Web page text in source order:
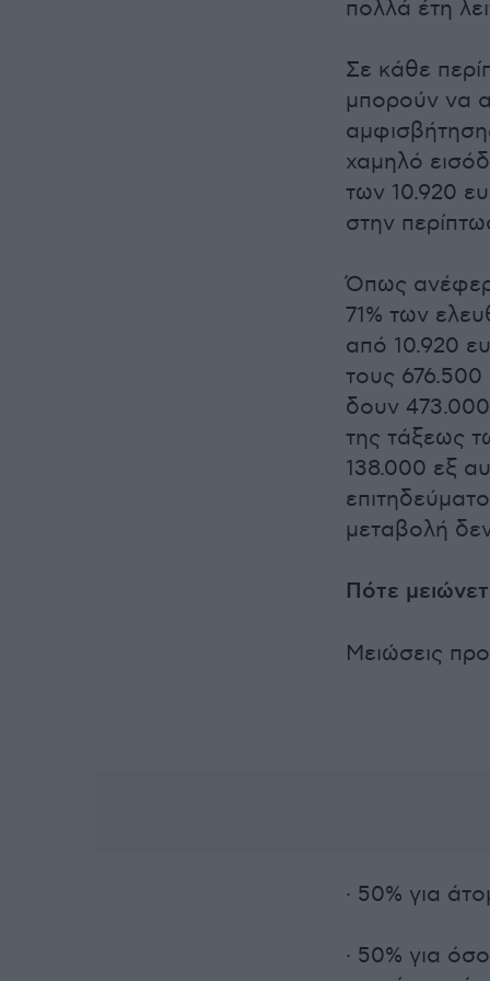
πολλά έτη
Σε κάθε
μπορούν να
χαμηλό
των 10.920
στην
Όπως
71% των
από 10.920
τους 676.500
δουν
της τάξεως
138.000 εξ
μεταβολή
Πότε
Μειώσεις
· 50% για
· 50% για